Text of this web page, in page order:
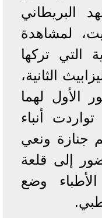
البريطاني
لمشاهدة
التي تركها
الثانية،
الأول لهما
أنباء
جنازة ونعي
إلى قلعة
وضع